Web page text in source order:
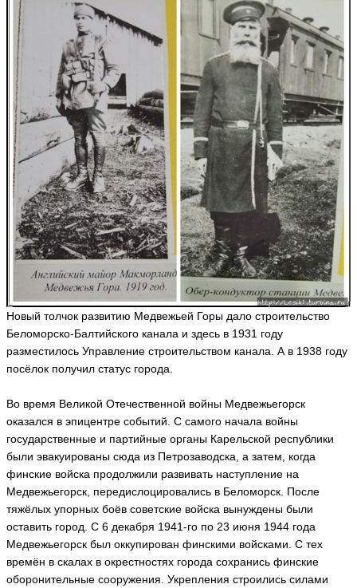
Новый толчок развитию Медвежьей Горы дало строительство
Беломорско-Балтийского канала и здесь в 1931 году
разместилось Управление строительством канала. А в 1938 году
посёлок получил статус города.
Во время Великой Отечественной войны Медвежьегорск
оказался в эпицентре событий. С самого начала войны
государственные и партийные органы Карельской республики
были эвакуированы сюда из Петрозаводска, а затем, когда
финские войска продолжили развивать наступление на
Медвежьегорск, передислоцировались в Беломорск. После
тяжёлых упорных боёв советские войска вынуждены были
оставить город. С 6 декабря 1941-го по 23 июня 1944 года
Медвежьегорск был оккупирован финскими войсками. С тех
времён в скалах в окрестностях города сохранись финские
оборонительные сооружения. Укрепления строились силами